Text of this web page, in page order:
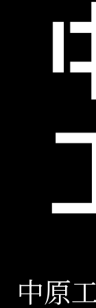
中原